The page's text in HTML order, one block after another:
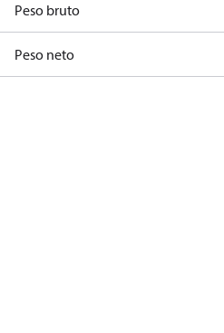
Peso bruto
Peso neto